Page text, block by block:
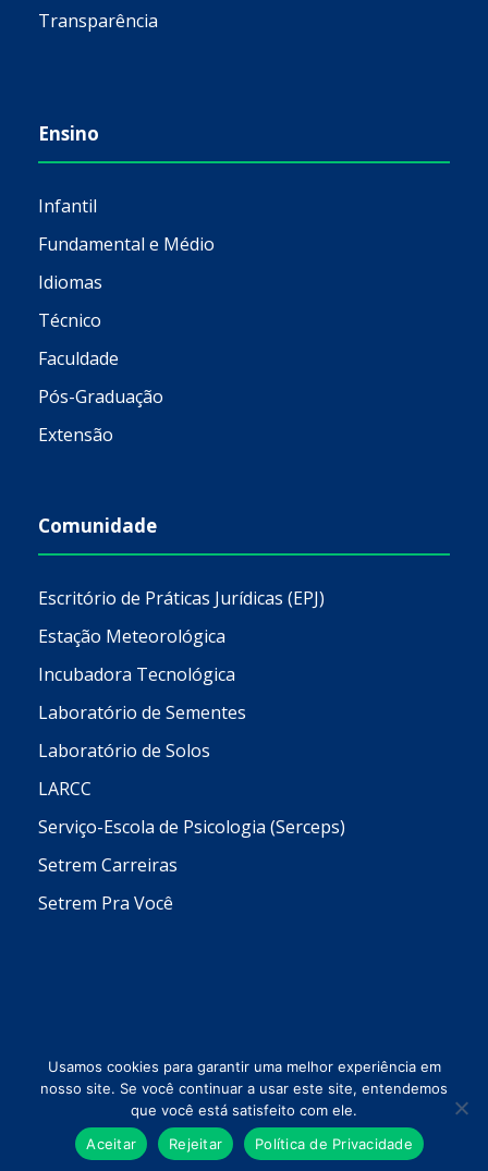
Transparência
Ensino
Infantil
Fundamental e Médio
Idiomas
Técnico
Faculdade
Pós-Graduação
Extensão
Comunidade
Escritório de Práticas Jurídicas (EPJ)
Estação Meteorológica
Incubadora Tecnológica
Laboratório de Sementes
Laboratório de Solos
LARCC
Serviço-Escola de Psicologia (Serceps)
Setrem Carreiras
Setrem Pra Você
Todos os direitos reservados © 2026 Setrem
Usamos cookies para garantir uma melhor experiência em
nosso site. Se você continuar a usar este site, entendemos
que você está satisfeito com ele.
Aceitar
Rejeitar Política de Privacidade